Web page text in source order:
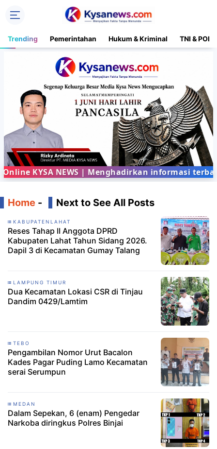
Trending Pemerintahan Hukum & Kriminal TNI &
KYSA NEWS | Menghadirkan informasi
Home - Next to See All Posts
KABUPATENLAHAT
Reses Tahap II Anggota DPRD
Kabupaten Lahat Tahun Sidang 2026.
Dapil 3 di Kecamatan Gumay Talang
LAMPUNG TIMUR
Dua Kecamatan Lokasi CSR di Tinjau
Dandim 0429/Lamtim
TEBO
Pengambilan Nomor Urut Bacalon
Kades Pagar Puding Lamo Kecamatan
serai Serumpun
MEDAN
Dalam Sepekan, 6 (enam) Pengedar
Narkoba diringkus Polres Binjai